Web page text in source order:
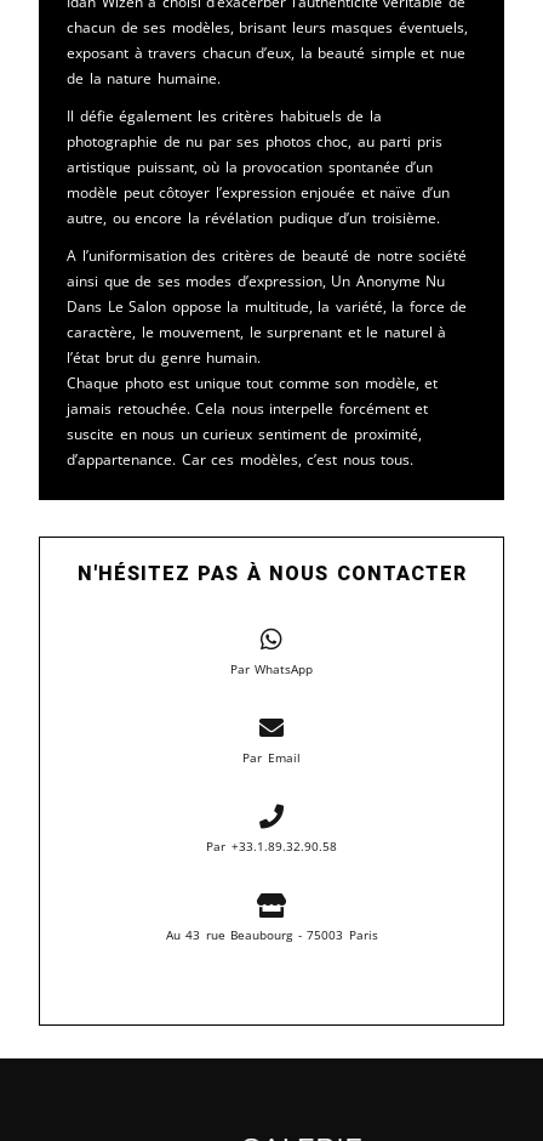
chacun de ses modèles, brisant leurs masques éventuels,
exposant à travers chacun d’eux, la beauté simple et nue
de la nature humaine.
Il défie également les critères habituels de la
photographie de nu par ses photos choc, au parti pris
artistique puissant, où la provocation spontanée d’un
modèle peut côtoyer l’expression enjouée et naïve d’un
autre, ou encore la révélation pudique d’un troisième.
A l’uniformisation des critères de beauté de notre société
ainsi que de ses modes d’expression, Un Anonyme Nu
Dans Le Salon oppose la multitude, la variété, la force de
caractère, le mouvement, le surprenant et le naturel à
l’état brut du genre humain.
Chaque photo est unique tout comme son modèle, et
jamais retouchée. Cela nous interpelle forcément et
suscite en nous un curieux sentiment de proximité,
d’appartenance. Car ces modèles, c’est nous tous.
N'HÉSITEZ PAS À NOUS CONTACTER
Par WhatsApp
Par Email
Par +33.1.89.32.90.58
Au 43 rue Beaubourg - 75003 Paris